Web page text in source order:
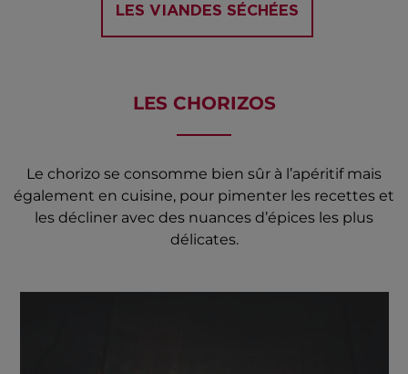
LES VIANDES SÉCHÉES
LES CHORIZOS
Le chorizo se consomme bien sûr à l’apéritif mais
également en cuisine, pour pimenter les recettes et
les décliner avec des nuances d’épices les plus
délicates.